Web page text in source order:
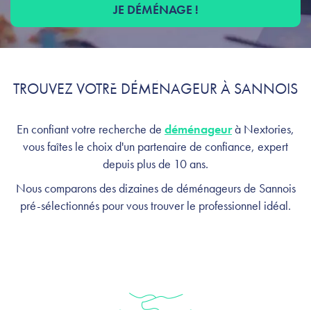
Déménagement à Sannois :
JE DÉMÉNAGE !
TROUVEZ VOTRE DÉMÉNAGEUR À SANNOIS
En confiant votre recherche de déménageurà Nextories,
vous faîtes le choix d'un partenaire de confiance, expert
depuis plus de 10 ans.
Nous comparons des dizaines de déménageurs de Sannois
pré-sélectionnés pour vous trouver le professionnel idéal.